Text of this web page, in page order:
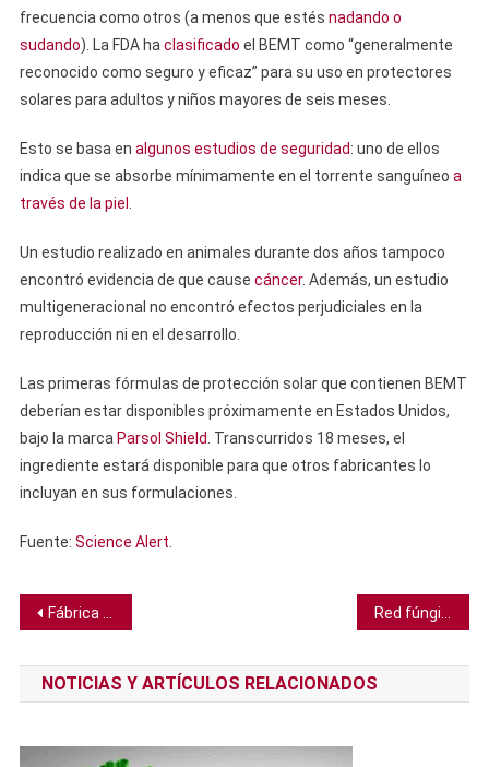
frecuencia como otros (a menos que estés nadando o
sudando). La FDA ha clasificado el BEMT como “generalmente
reconocido como seguro y eficaz” para su uso en protectores
solares para adultos y niños mayores de seis meses.
Esto se basa en algunos estudios de seguridad: uno de ellos
indica que se absorbe mínimamente en el torrente sanguíneo a
través de la piel
Un estudio realizado en animales durante dos años tampoco
encontró evidencia de que cause cáncer. Además, un estudio
multigeneracional no encontró efectos perjudiciales en la
reproducción ni en el desarrollo.
Las primeras fórmulas de protección solar que contienen BEMT
deberían estar disponibles próximamente en Estados Unidos,
bajo la marca Parsol Shield . Transcurridos 18 meses, el
ingrediente estará disponible para que otros fabricantes lo
incluyan en sus formulaciones.
Fuente: Science Alert
Navegación
de
entradas
Fábrica en al oeste de EE. UU. transforma CO2 capturado en combustible para aviones
NOTICIAS Y ARTÍCULOS RELACIONADOS